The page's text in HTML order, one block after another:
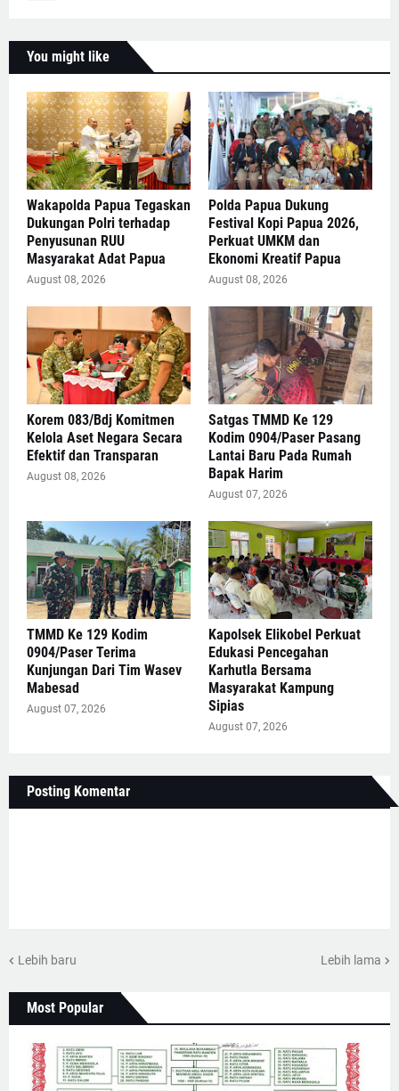
You might like
Wakapolda Papua Tegaskan
Dukungan Polri terhadap
Penyusunan RUU
Masyarakat Adat Papua
August 08, 2026
Polda Papua Dukung
Festival Kopi Papua 2026,
Perkuat UMKM dan
Ekonomi Kreatif Papua
August 08, 2026
Korem 083/Bdj Komitmen
Kelola Aset Negara Secara
Efektif dan Transparan
August 08, 2026
Satgas TMMD Ke 129
Kodim 0904/Paser Pasang
Lantai Baru Pada Rumah
Bapak Harim
August 07, 2026
TMMD Ke 129 Kodim
0904/Paser Terima
Kunjungan Dari Tim Wasev
Mabesad
August 07, 2026
Kapolsek Elikobel Perkuat
Edukasi Pencegahan
Karhutla Bersama
Masyarakat Kampung
Sipias
August 07, 2026
Posting Komentar
Lebih baru Lebih lama
Most Popular